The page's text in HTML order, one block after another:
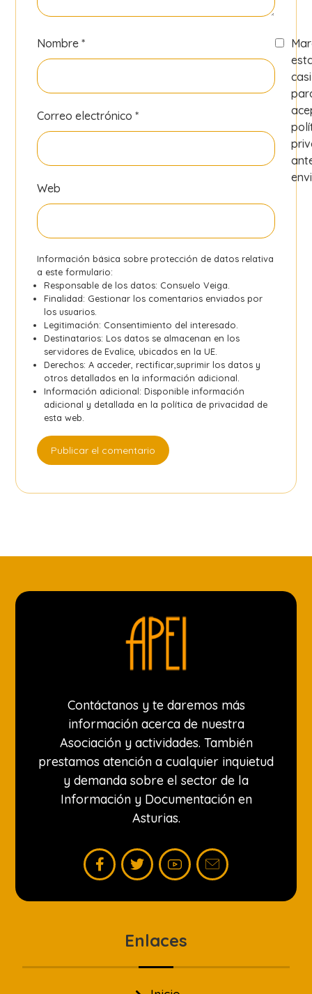
Nombre*
Correo electrónico*
Web
Información básica sobre protección de datos relativa
a este formulario:
Responsable de los datos: Consuelo Veiga.
Finalidad: Gestionar los comentarios enviados por
los usuarios.
Legitimación: Consentimiento del interesado.
Destinatarios: Los datos se almacenan en los
servidores de Evalice, ubicados en la UE.
Derechos: A acceder, rectificar,suprimir los datos y
otros detallados en la información adicional.
Información adicional: Disponible información
adicional y detallada en la política de privacidad de
esta web.
Publicar el comentario
Contáctanos y te daremos más
información acerca de nuestra
Asociación y actividades. También
prestamos atención a cualquier inquietud
y demanda sobre el sector de la
Información y Documentación en
Asturias.
Enlaces